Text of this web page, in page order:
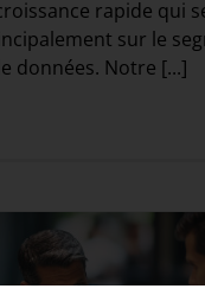
rapide qui
sur le
données. Notre [...]